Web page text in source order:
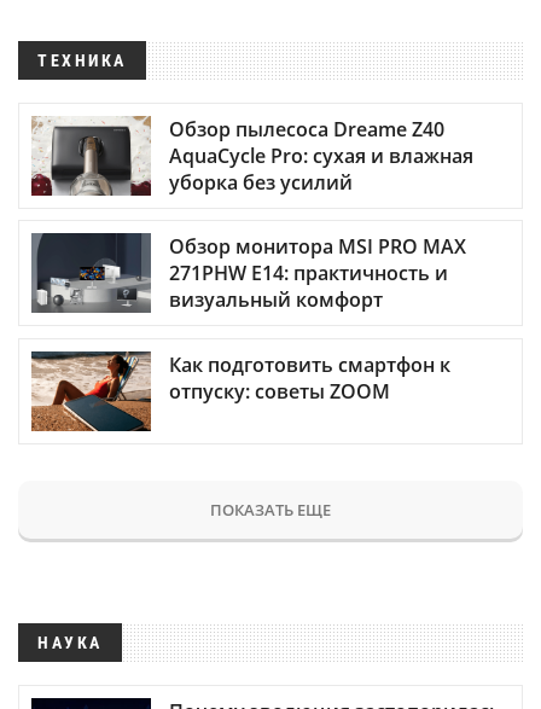
ТЕХНИКА
Обзор пылесоса Dreame Z40
AquaCycle Pro: сухая и влажная
уборка без усилий
Обзор монитора MSI PRO MAX
271PHW E14: практичность и
визуальный комфорт
Как подготовить смартфон к
отпуску: советы ZOOM
ПОКАЗАТЬ ЕЩЕ
НАУКА